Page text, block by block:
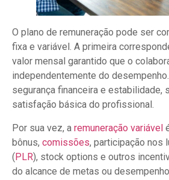
O plano de remuneração pode ser
fixa e variável. A primeira
valor mensal garantido que o
independentemente do
segurança financeira e estabilidade,
satisfação básica do profissional.
Por sua vez, a remuneração variável
bônus, comissões, participação nos
(PLR), stock options e outros
do alcance de metas ou